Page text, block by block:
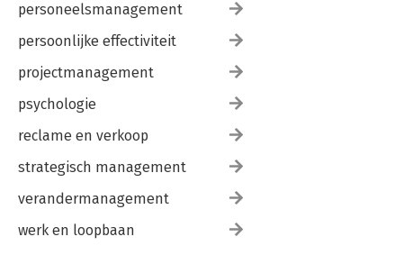
personeelsmanagement
persoonlijke effectiviteit
projectmanagement
psychologie
reclame en verkoop
strategisch management
verandermanagement
werk en loopbaan